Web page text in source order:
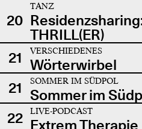
20
TANZ
THRILL(ER)
21
VERSCHIEDENES
Wörterwirbel
21
SOMMER IM SÜDPOL
Sommer im
22
LIVE-PODCAST
Extrem Therapie